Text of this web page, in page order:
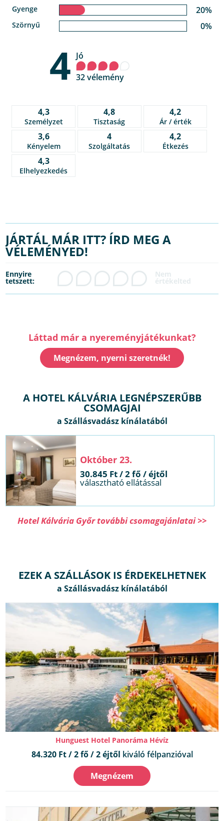
Gyenge 20%
Szörnyű 0%
4 Jó
32 vélemény
4,3
Személyzet
4,8
Tisztaság
4,2
Ár / érték
3,6
Kényelem
4
Szolgáltatás
4,2
Étkezés
4,3
Elhelyezkedés
JÁRTÁL MÁR ITT? ÍRD MEG A
VÉLEMÉNYED!
Ennyire
tetszett:
Láttad már a nyereményjátékunkat?
Megnézem, nyerni szeretnék!
A HOTEL KÁLVÁRIA LEGNÉPSZERŰBB
CSOMAGJAI
fő / éjtől választható ellátással
Hotel Kálvária Győr további csomagajánlatai >>
EZEK A SZÁLLÁSOK IS ÉRDEKELHETNEK
Hunguest Hotel Panoráma Hévíz
84.320 Ft / 2 fő / 2 éjtől kiváló félpanzióval
Megnézem